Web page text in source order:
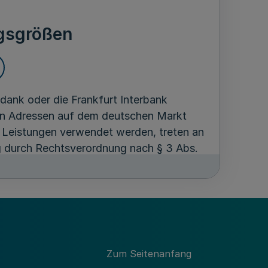
oder die Frankfurt Interbank
Adressen auf dem deutschen Markt
verwendet werden, treten an
Rechtsverordnung nach § 3 Abs.
Zum Seitenanfang